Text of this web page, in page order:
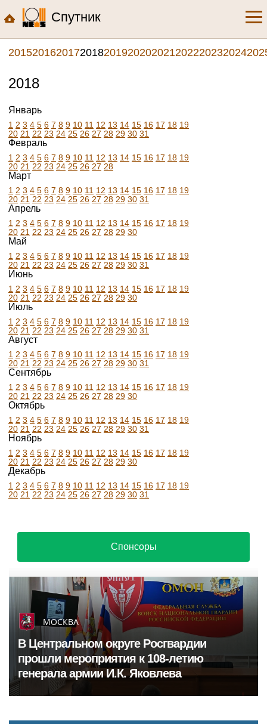
Спутник
2015201620172018201920202021202220232024
2018
Январь
1 2 3 4 5 6 7 8 9 10 11 12 13 14 15 16 17 18 19
20 21 22 23 24 25 26 27 28 29 30 31
Февраль
1 2 3 4 5 6 7 8 9 10 11 12 13 14 15 16 17 18 19
20 21 22 23 24 25 26 27 28
Март
1 2 3 4 5 6 7 8 9 10 11 12 13 14 15 16 17 18 19
20 21 22 23 24 25 26 27 28 29 30 31
Апрель
1 2 3 4 5 6 7 8 9 10 11 12 13 14 15 16 17 18 19
20 21 22 23 24 25 26 27 28 29 30
Май
1 2 3 4 5 6 7 8 9 10 11 12 13 14 15 16 17 18 19
20 21 22 23 24 25 26 27 28 29 30 31
Июнь
1 2 3 4 5 6 7 8 9 10 11 12 13 14 15 16 17 18 19
20 21 22 23 24 25 26 27 28 29 30
Июль
1 2 3 4 5 6 7 8 9 10 11 12 13 14 15 16 17 18 19
20 21 22 23 24 25 26 27 28 29 30 31
Август
1 2 3 4 5 6 7 8 9 10 11 12 13 14 15 16 17 18 19
20 21 22 23 24 25 26 27 28 29 30 31
Сентябрь
1 2 3 4 5 6 7 8 9 10 11 12 13 14 15 16 17 18 19
20 21 22 23 24 25 26 27 28 29 30
Октябрь
1 2 3 4 5 6 7 8 9 10 11 12 13 14 15 16 17 18 19
20 21 22 23 24 25 26 27 28 29 30 31
Ноябрь
1 2 3 4 5 6 7 8 9 10 11 12 13 14 15 16 17 18 19
20 21 22 23 24 25 26 27 28 29 30
Декабрь
1 2 3 4 5 6 7 8 9 10 11 12 13 14 15 16 17 18 19
20 21 22 23 24 25 26 27 28 29 30 31
Спонсоры
МОСКВА
В Центральном округе Росгвардии
прошли мероприятия к 108‑летию
генерала армии И.К. Яковлева